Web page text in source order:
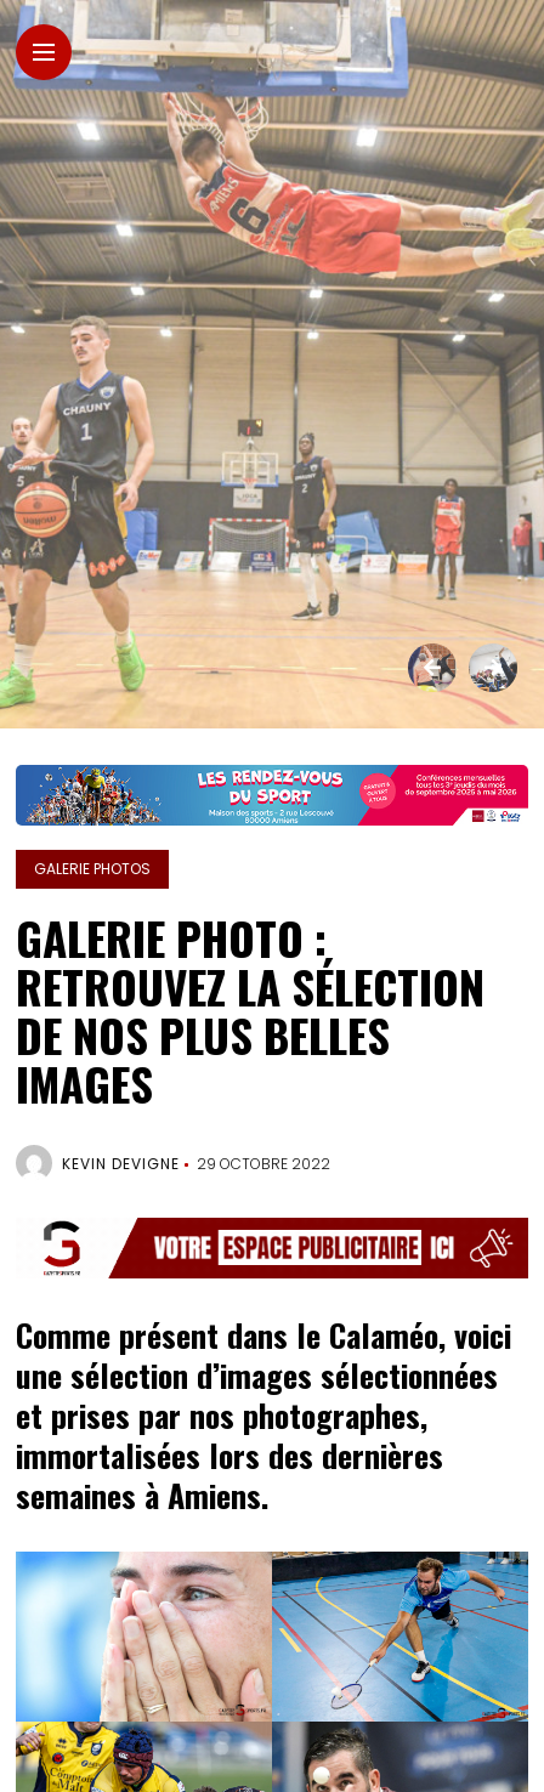
GALERIE PHOTOS
GALERIE PHOTO :
RETROUVEZ LA SÉLECTION
DE NOS PLUS BELLES
IMAGES
KEVIN DEVIGNE 29 OCTOBRE 2022
Comme présent dans le Calaméo, voici
une sélection d’images sélectionnées
et prises par nos photographes,
immortalisées lors des dernières
semaines à Amiens.